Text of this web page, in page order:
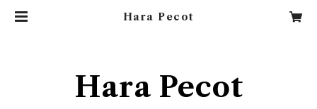
Hara Pecot
Hara Pecot